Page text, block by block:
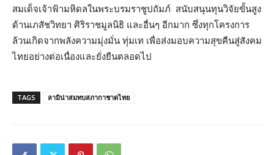
สมเด็จเจ้าฟ้ามหิดลในพระบรมราชูปถัมภ์ สนับสนุนทุนวิจัยขั้นสูง
ด้านเภสัชวิทยา ศิริราชมูลนิธิ และอื่นๆ อีกมาก ซึ่งทุกโครงการ
ล้วนเกิดจากพลังความมุ่งมั่น ทุ่มเท เพื่อส่งมอบความสุขคืนสู่สังคม
ไทยอย่างต่อเนื่องและยั่งยืนตลอดไป
TAGS ลามิน่าสมทบสภากาชาดไทย